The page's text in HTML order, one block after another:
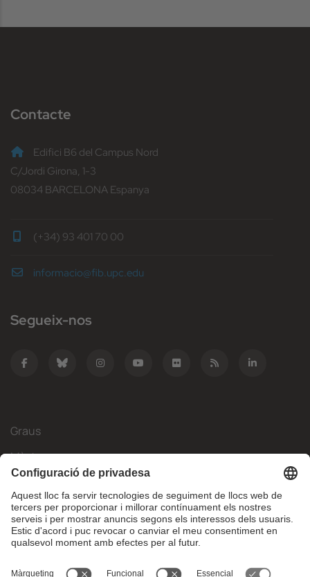
Contacte
Edifici B6 del Campus Nord
C/Jordi Girona, 1-3
08034 BARCELONA Espanya
(+34) 93 401 70 00
informacio@fib.upc.edu
Segueix-nos
Graus
Màsters
Mobilitat Internacional
Recerca
Empresa